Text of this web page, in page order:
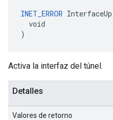
INET_ERROR
  void
)
Activa la interfaz del túnel.
Detalles
Valores de retorno